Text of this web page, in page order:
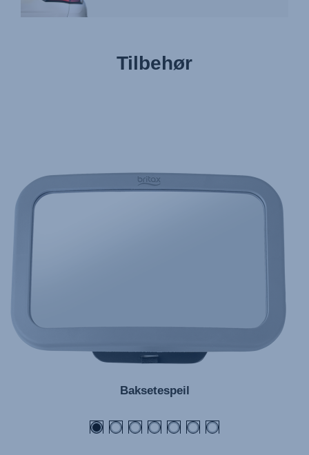
Tilbehør
Baksetespeil